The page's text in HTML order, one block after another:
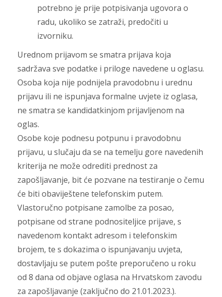
potrebno je prije potpisivanja ugovora o
radu, ukoliko se zatraži, predočiti u
izvorniku.
Urednom prijavom se smatra prijava koja
sadržava sve podatke i priloge navedene u oglasu.
Osoba koja nije podnijela pravodobnu i urednu
prijavu ili ne ispunjava formalne uvjete iz oglasa,
ne smatra se kandidatkinjom prijavljenom na
oglas.
Osobe koje podnesu potpunu i pravodobnu
prijavu, u slučaju da se na temelju gore navedenih
kriterija ne može odrediti prednost za
zapošljavanje, bit će pozvane na testiranje o čemu
će biti obaviještene telefonskim putem.
Vlastoručno potpisane zamolbe za posao,
potpisane od strane podnositeljice prijave, s
navedenom kontakt adresom i telefonskim
brojem, te s dokazima o ispunjavanju uvjeta,
dostavljaju se putem pošte preporučeno u roku
od 8 dana od objave oglasa na Hrvatskom zavodu
za zapošljavanje (zaključno do 21.01.2023.).